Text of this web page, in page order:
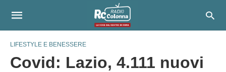
LIFESTYLE E BENESSERE
Covid: Lazio, 4.111 nuovi